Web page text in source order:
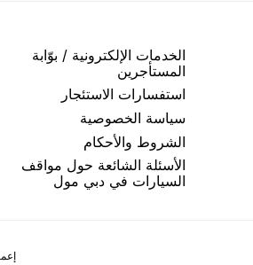
اﻟﺨﺪﻣﺎﺕ اﻹﻟﻜﺘﺮﻭﻧﻴﺔ / ﺑﻮّاﺑﺔ
اﻟﻤﺴﺘﺄﺟﺮﻳﻦ
اﺳﺘﻔﺴﺎﺭاﺕ اﻻﺳﺘﺌﺠﺎﺭ
ﺳﻴﺎﺳﺔ اﻟﺨﺼﻮﺻﻴﺔ
اﻟﺸﺮﻭﻁ ﻭاﻷﺣﻜﺎﻡ
الأسئلة الشائعة حول مواقف
السيارات في دبي مول